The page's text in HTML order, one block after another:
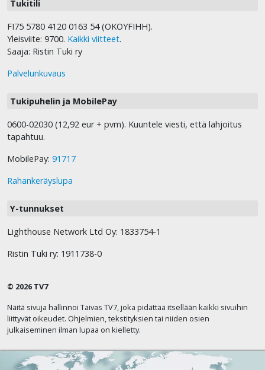
Tukitili
FI75 5780 4120 0163 54 (OKOYFIHH).
Yleisviite: 9700. Kaikki viitteet.
Saaja: Ristin Tuki ry
Palvelunkuvaus
Tukipuhelin ja MobilePay
0600-02030 (12,92 eur + pvm). Kuuntele viesti, että lahjoitus
tapahtuu.
MobilePay: 91717
Rahankeräyslupa
Y-tunnukset
Lighthouse Network Ltd Oy: 1833754-1
Ristin Tuki ry: 1911738-0
© 2026 TV7
Näitä sivuja hallinnoi Taivas TV7, joka pidättää itsellään kaikki sivuihin
liittyvät oikeudet. Ohjelmien, tekstityksien tai niiden osien
julkaiseminen ilman lupaa on kielletty.